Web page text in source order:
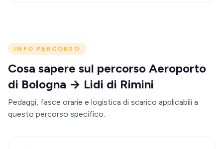
INFO PERCORSO
Cosa sapere sul percorso Aeroporto
di Bologna → Lidi di Rimini
Pedaggi, fasce orarie e logistica di scarico applicabili a
questo percorso specifico.